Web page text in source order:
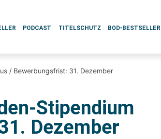
PODCAST TITELSCHUTZ BOD-BESTSELLER
/ Bewerbungsfrist: 31. Dezember
Stipendium
Dezember